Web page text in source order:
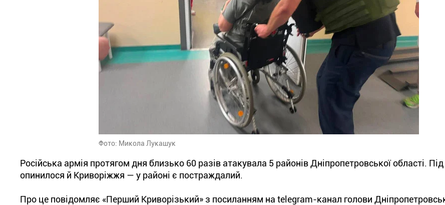
Фото: Микола Лукашук
Російська армія протягом дня близько 60 разів атакувала 5 районів Дніпропетровської області.
опинилося й Криворіжжя — у районі є постраждалий.
Про це повідомляє «Перший Криворізький» з посиланням на telegram-канал голови